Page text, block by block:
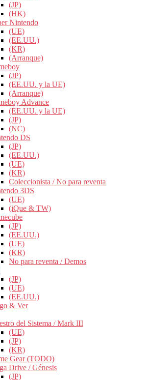
(JP)
(HK)
Nintendo
(UE)
(EE.UU.)
(KR)
(Arranque)
(JP)
(EE.UU. y la UE)
(Arranque)
Advance
(EE.UU. y la UE)
(JP)
(NC)
DS
(JP)
(EE.UU.)
(UE)
(KR)
Coleccionista / No para reventa
3DS
(UE)
(iQue & TW)
(JP)
(EE.UU.)
(UE)
(KR)
No para reventa / Demos
(JP)
(UE)
(EE.UU.)
& Ver
del Sistema / Mark III
(UE)
(JP)
(KR)
Gear (TODO)
Drive / Génesis
(JP)